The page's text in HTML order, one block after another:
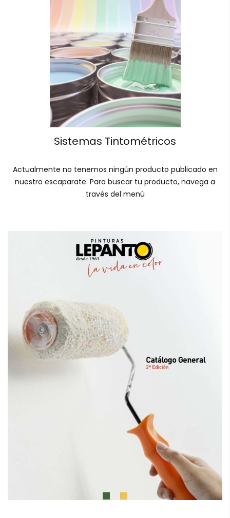
Sistemas Tintométricos
Actualmente no tenemos ningún producto publicado en
nuestro escaparate. Para buscar tu producto, navega a
través del menú